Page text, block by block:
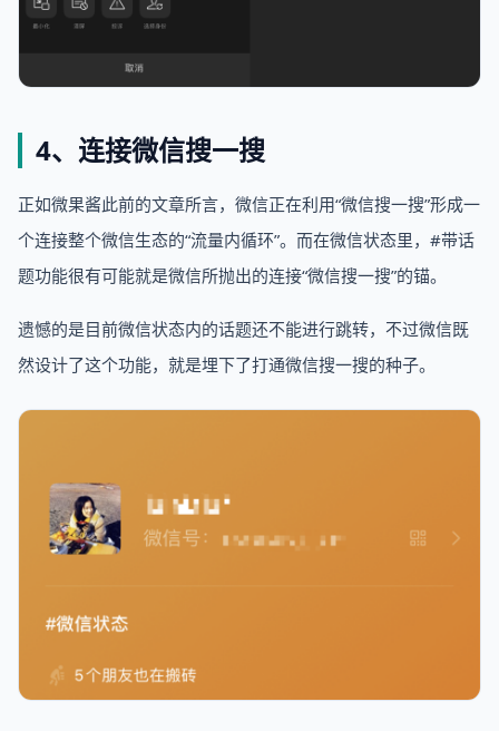
4、连接微信搜一搜
正如微果酱此前的文章所言，微信正在利用“微信搜一搜”形成一
个连接整个微信生态的“流量内循环”。而在微信状态里，#带话
题功能很有可能就是微信所抛出的连接“微信搜一搜”的锚。
遗憾的是目前微信状态内的话题还不能进行跳转，不过微信既
然设计了这个功能，就是埋下了打通微信搜一搜的种子。